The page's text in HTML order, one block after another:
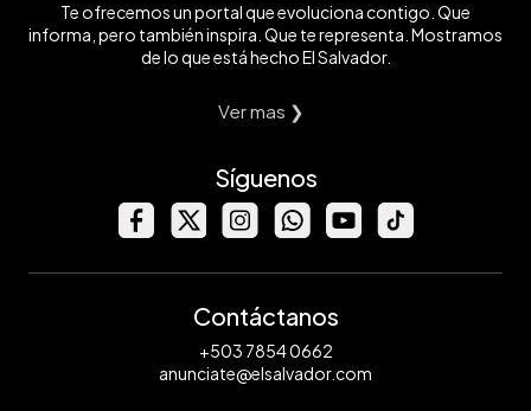
Te ofrecemos un portal que evoluciona contigo. Que
informa, pero también inspira. Que te representa. Mostramos
de lo que está hecho El Salvador.
Ver mas ❯
Síguenos
Contáctanos
+503 7854 0662
anunciate@elsalvador.com